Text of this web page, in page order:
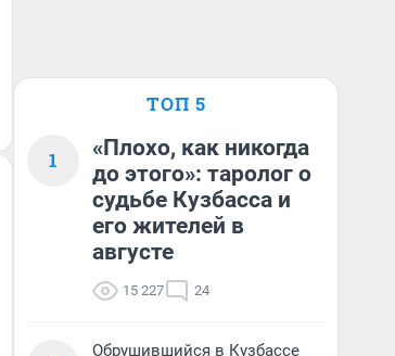
ТОП 5
1
«Плохо, как никогда
до этого»: таролог о
судьбе Кузбасса и
его жителей в
августе
15 227 24
Обрушившийся в Кузбассе